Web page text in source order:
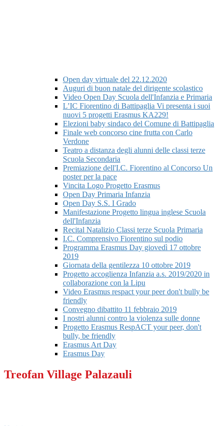
Open day virtuale del 22.12.2020
Auguri di buon natale del dirigente scolastico
Video Open Day Scuola dell'Infanzia e Primaria
L’IC Fiorentino di Battipaglia Vi presenta i suoi
nuovi 5 progetti Erasmus KA229!​
Elezioni baby sindaco del Comune di Battipaglia
Finale web concorso cine frutta con Carlo
Verdone
Teatro a distanza degli alunni delle classi terze
Scuola Secondaria
Premiazione dell'I.C. Fiorentino al Concorso Un
poster per la pace
Vincita Logo Progetto Erasmus
Open Day Primaria Infanzia
Open Day S.S. I Grado
Manifestazione Progetto lingua inglese Scuola
dell'Infanzia
Recital Natalizio Classi terze Scuola Primaria
I.C. Comprensivo Fiorentino sul podio
Programma Erasmus Day giovedì 17 ottobre
2019
Giornata della gentilezza 10 ottobre 2019
Progetto accoglienza Infanzia a.s. 2019/2020 in
collaborazione con la Lipu
Video Erasmus respact your peer don't bully be
friendly
Convegno dibattito 11 febbraio 2019
I nostri alunni contro la violenza sulle donne
Progetto Erasmus RespACT your peer, don't
bully, be friendly
Erasmus Art Day
Erasmus Day
Treofan Village Palazauli